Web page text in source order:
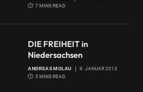
7 MINS READ
DIE FREIHEIT in
Niedersachsen
ANDREAS MOLAU
9. JANUAR 2013
5 MINS READ